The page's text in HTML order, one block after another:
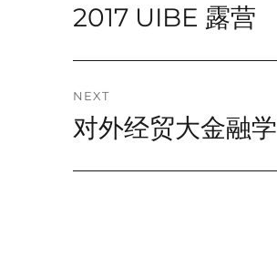
navigation
Previous
2017 UIBE 露营
NEXT
Next
对外经贸大金融